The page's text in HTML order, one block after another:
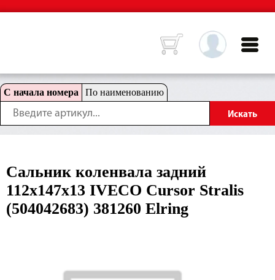
С начала номера По наименованию
Сальник коленвала задний
112x147x13 IVECO Cursor Stralis
(504042683) 381260 Elring